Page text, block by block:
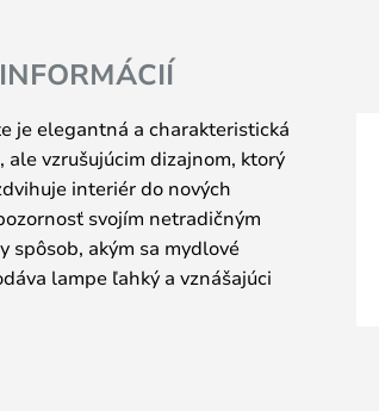
je elegantná a charakteristická
vzrušujúcim dizajnom, ktorý
interiér do nových
svojím netradičným
spôsob, akým sa mydlové
lampe ľahký a vznášajúci
lichotivému mliečne